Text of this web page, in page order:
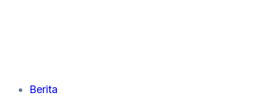
Berita